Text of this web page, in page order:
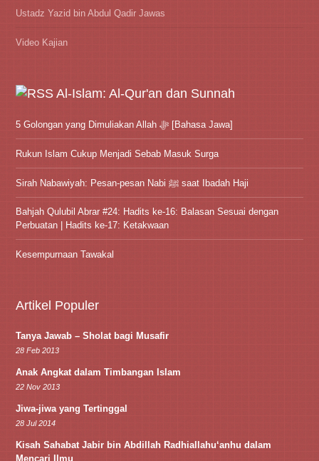
Ustadz Yazid bin Abdul Qadir Jawas
Video Kajian
Al-Islam: Al-Qur'an dan Sunnah
5 Golongan yang Dimuliakan Allah ﷻ [Bahasa Jawa]
Rukun Islam Cukup Menjadi Sebab Masuk Surga
Sirah Nabawiyah: Pesan-pesan Nabi ﷺ saat Ibadah Haji
Bahjah Qulubil Abrar #24: Hadits ke-16: Balasan Sesuai dengan
Perbuatan | Hadits ke-17: Ketakwaan
Kesempurnaan Tawakal
Artikel Populer
Tanya Jawab – Sholat bagi Musafir
28 Feb 2013
Anak Angkat dalam Timbangan Islam
22 Nov 2013
Jiwa-jiwa yang Tertinggal
28 Jul 2014
Kisah Sahabat Jabir bin Abdillah Radhiallahu‘anhu dalam
Mencari Ilmu